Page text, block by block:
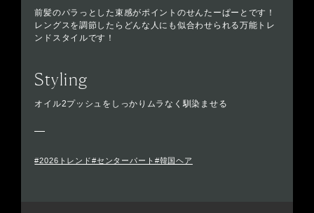
前髪のパラっとした束感がポイントのせんたーぱーとです！
レングスを調節したらどんな人にも似合わせられる万能トレ
ンドスタイルです！
Styling
オイル2プッシュをしっかりムラなく馴染ませる
#2026トレンド#センターパート#韓国ヘア